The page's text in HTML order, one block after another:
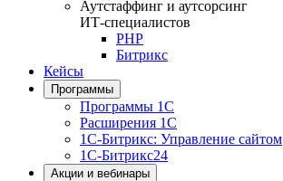
Аутстаффинг и аутсорсинг
ИТ-специалистов
PHP
Битрикс
Кейсы
Программы
Программы 1С
Расширения 1С
1С-Битрикс: Управление сайтом
1С-Битрикс24
Акции и вебинары